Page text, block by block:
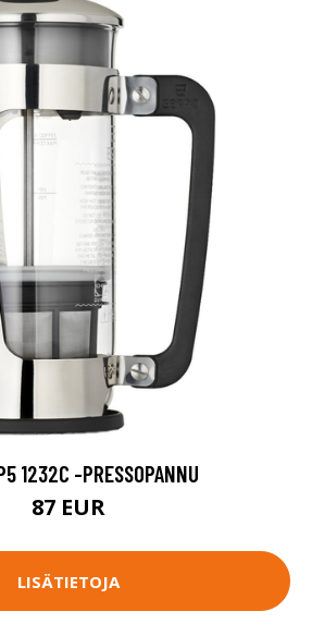
1232C -PRESSOPANNU
87 EUR
LISÄTIETOJA